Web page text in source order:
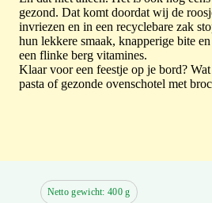
gezond. Dat komt doordat wij de
invriezen en in een recyclebare zak
hun lekkere smaak, knapperige bite
een flinke berg vitamines.
Klaar voor een feestje op je bord?
pasta of gezonde ovenschotel met
Netto gewicht: 400 g